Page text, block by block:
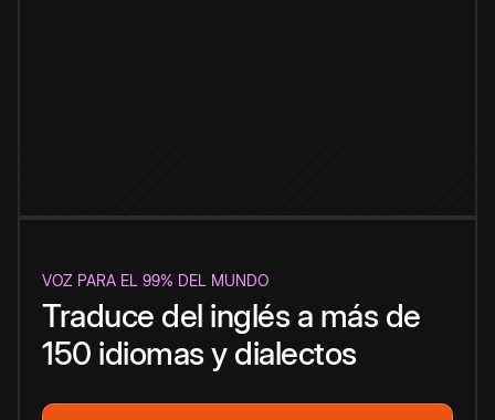
VOZ PARA EL 99% DEL MUNDO
Traduce del inglés a más de
150 idiomas y dialectos